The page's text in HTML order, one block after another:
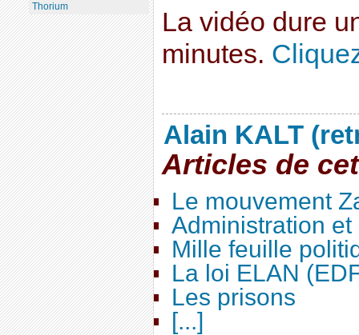
La vidéo dure
minutes.
Alain KALT
Articles de
Le mouvement
Administration
Mille feuille
La loi ELAN
Les prisons
[...]
Thorium